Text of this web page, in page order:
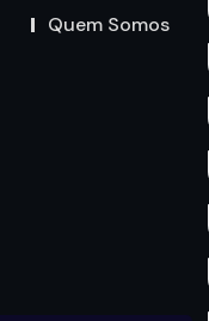
Quem Somos